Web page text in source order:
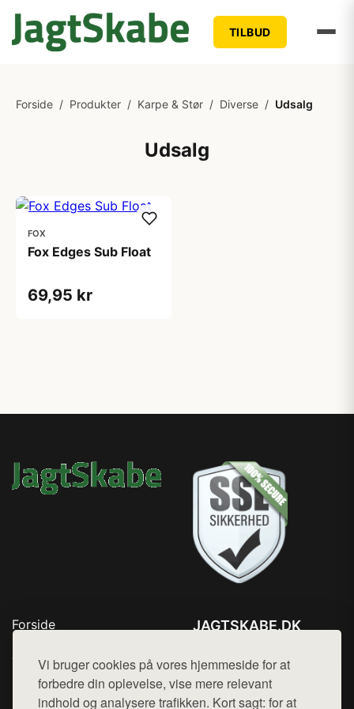
Vi bruger cookies på vores hjemmeside for at
forbedre din oplevelse, vise mere relevant
indhold og analysere trafikken. Kort sagt: for at
TILBUD
Forside / Produkter / Karpe & Stør / Diverse / Udsalg
Udsalg
FOX
Fox Edges Sub Float
69,95 kr
Forside
Top Rabatter
Blog
Kontakt
JAGTSKABE.DK
Mail: hej@want.dk